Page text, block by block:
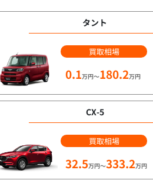
タント
買取相場
0.1万円～180.2万円
CX-5
買取相場
32.5万円～333.2万円